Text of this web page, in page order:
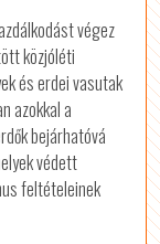
végez
közjóléti
és erdei vasutak
azokkal a
bejárhatóvá
védett
feltételeinek